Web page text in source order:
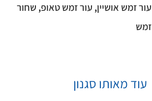
עור זמש אושיין, עור זמש טאופ, שחור
זמש
עוד מאותו סגנון